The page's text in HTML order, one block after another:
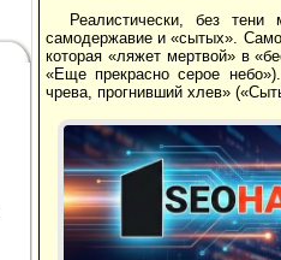
Реалистически, без
самодержавие и «сытых».
которая «ляжет мертвой» в
«Еще прекрасно серое
чрева, прогнивший хлев»